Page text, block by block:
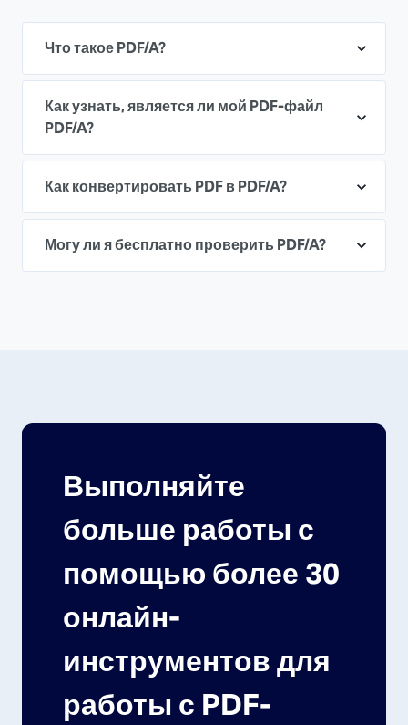
Что такое PDF/A?
Как узнать, является ли мой PDF-файл
PDF/A?
Как конвертировать PDF в PDF/A?
Могу ли я бесплатно проверить PDF/A?
Выполняйте
больше работы с
помощью более 30
онлайн-
инструментов для
работы с PDF-